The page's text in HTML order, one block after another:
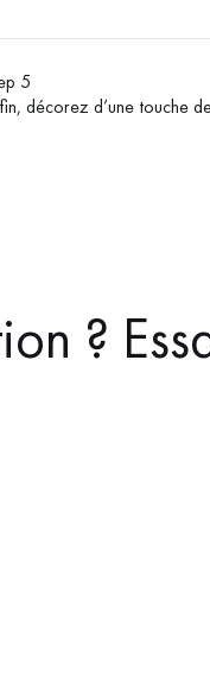
5
décorez d’une touche
?